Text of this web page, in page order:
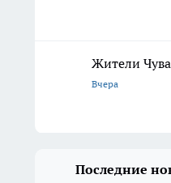
Жители
Вчера
Последние